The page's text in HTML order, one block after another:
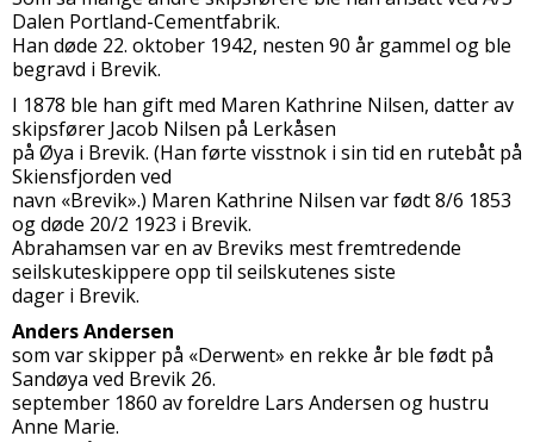
Dalen Portland-Cementfabrik.
Han døde 22. oktober 1942, nesten 90 år gammel og ble
begravd i Brevik.
I 1878 ble han gift med Maren Kathrine Nilsen, datter av
skipsfører Jacob Nilsen på Lerkåsen
på Øya i Brevik. (Han førte visstnok i sin tid en rutebåt på
Skiensfjorden ved
navn «Brevik».) Maren Kathrine Nilsen var født 8/6 1853
og døde 20/2 1923 i Brevik.
Abrahamsen var en av Breviks mest fremtredende
seilskuteskippere opp til seilskutenes siste
dager i Brevik.
Anders Andersen
som var skipper på «Derwent» en rekke år ble født på
Sandøya ved Brevik 26.
september 1860 av foreldre Lars Andersen og hustru
Anne Marie.